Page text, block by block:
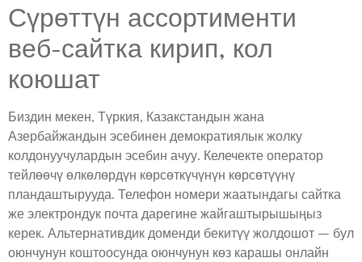
Сүрөттүн ассортименти
веб-сайтка кирип, кол
коюшат
Биздин мекен, Түркия, Казакстандын жана
Азербайжандын эсебинен демократиялык жолку
колдонуучулардын эсебин ачуу. Келечекте оператор
тейлөөчү өлкөлөрдүн көрсөткүчүнүн көрсөтүүнү
пландаштырууда. Телефон номери жаатындагы сайтка
же электрондук почта дарегине жайгаштырышыңыз
керек. Альтернативдик доменди бекитүү жолдошот – бул
оюнчунун коштоосунда оюнчунун көз карашы онлайн